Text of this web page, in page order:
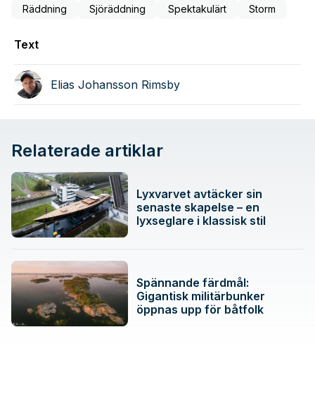
Räddning Sjöräddning Spektakulärt Storm
Text
Elias Johansson Rimsby
Relaterade artiklar
Lyxvarvet avtäcker sin
senaste skapelse – en
lyxseglare i klassisk stil
Spännande färdmål:
Gigantisk militärbunker
öppnas upp för båtfolk